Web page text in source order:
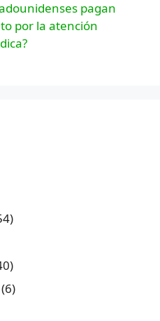
pagan
por la atención
(6)